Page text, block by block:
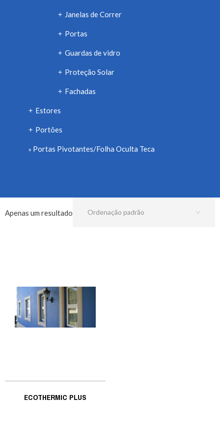
+ Janelas de Correr
+ Portas
+ Guardas de vidro
+ Proteção Solar
+ Fachadas
+ Estores
+ Portões
Portas Pivotantes/Folha Oculta Teca
Apenas um resultado
ECOTHERMIC PLUS